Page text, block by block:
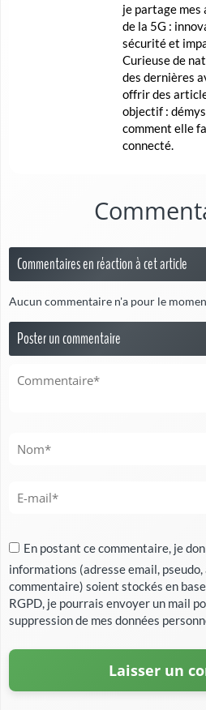
je partage mes
de la 5G :
sécurité et
Curieuse de
des dernières
offrir des
objectif :
comment elle
connecté.
Commentaires en réaction à cet article
Aucun commentaire n'a pour le
Poster un commentaire
En postant ce commentaire, je
informations (adresse email,
commentaire) soient stockés en
RGPD, je pourrais envoyer un mail
suppression de mes données